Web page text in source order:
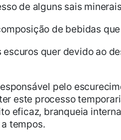
de alguns sais
de bebidas
quer devido ao
pelo
este processo
eficaz, branqueia
tempos.